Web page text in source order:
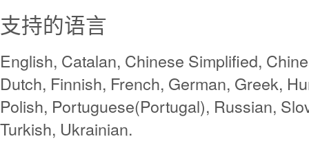
支持的语言
English, Catalan, Chinese Simplified,
Dutch, Finnish, French, German, Greek,
Polish, Portuguese(Portugal), Russian,
Turkish, Ukrainian.